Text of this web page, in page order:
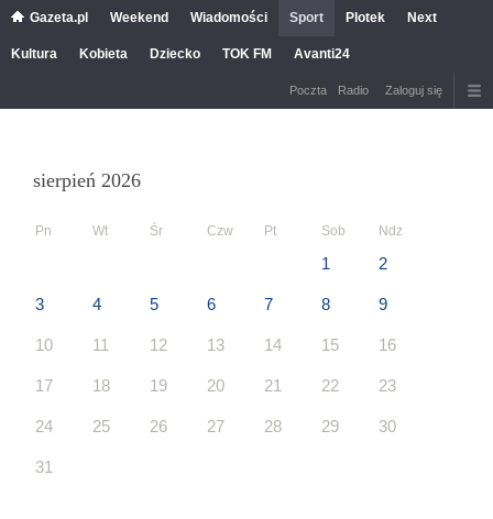
Gazeta.pl Weekend Wiadomości Sport Plotek Next
Kultura Kobieta Dziecko TOK FM Avanti24
Poczta Radio Zaloguj się
sierpień 2026
Pn Wt Śr Czw Pt Sob Ndz
1 2
3 4 5 6 7 8 9
10 11 12 13 14 15 16
17 18 19 20 21 22 23
24 25 26 27 28 29 30
31